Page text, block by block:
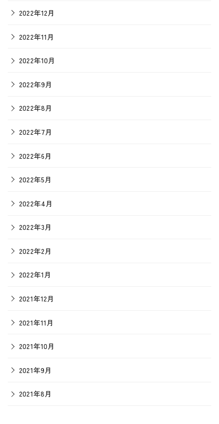
2022年12月
2022年11月
2022年10月
2022年9月
2022年8月
2022年7月
2022年6月
2022年5月
2022年4月
2022年3月
2022年2月
2022年1月
2021年12月
2021年11月
2021年10月
2021年9月
2021年8月